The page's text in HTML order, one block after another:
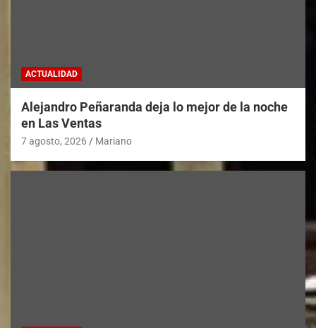
ACTUALIDAD
Alejandro Peñaranda deja lo mejor de la noche
en Las Ventas
7 agosto, 2026 Mariano